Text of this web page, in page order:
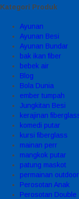
Kategori Produk
Ayunan
Ayunan Besi
Ayunan Bundar
bak ikan fiber
bebek air
Blog
Bola Dunia
ember tumpah
Jungkitan Besi
kerajinan
komedi putar
kursi fiberglass
mainan perr
mangkok putar
patung maskot
permainan outdoor
Perosotan Anak
Perosotan Double